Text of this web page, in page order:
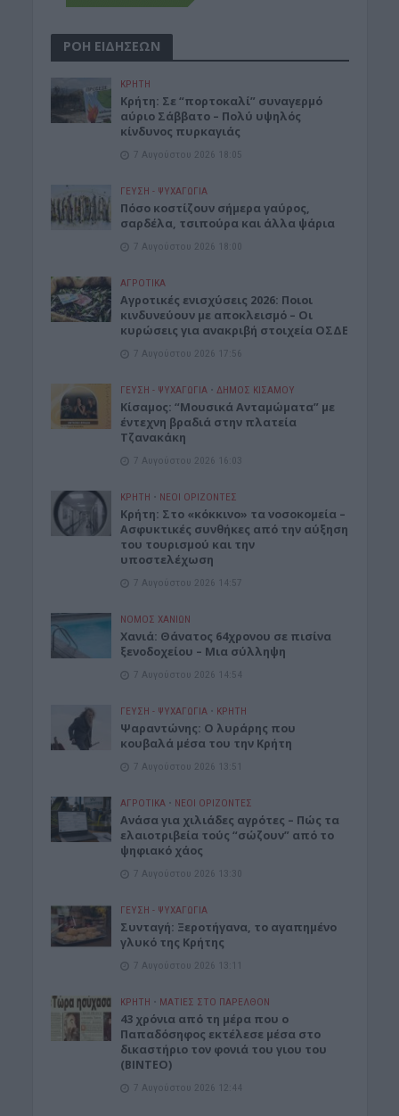
ΡΟΗ ΕΙΔΗΣΕΩΝ
ΚΡΗΤΗ
Κρήτη: Σε “πορτοκαλί” συναγερμό
αύριο Σάββατο – Πολύ υψηλός
κίνδυνος πυρκαγιάς
7 Αυγούστου 2026 18:05
ΓΕΎΣΗ - ΨΥΧΑΓΩΓΊΑ
Πόσο κοστίζουν σήμερα γαύρος,
σαρδέλα, τσιπούρα και άλλα ψάρια
7 Αυγούστου 2026 18:00
ΑΓΡΟΤΙΚΑ
Αγροτικές ενισχύσεις 2026: Ποιοι
κινδυνεύουν με αποκλεισμό – Οι
κυρώσεις για ανακριβή στοιχεία ΟΣΔΕ
7 Αυγούστου 2026 17:56
ΓΕΎΣΗ - ΨΥΧΑΓΩΓΊΑ • ΔΉΜΟΣ ΚΙΣΆΜΟΥ
Κίσαμος: “Μουσικά Ανταμώματα” με
έντεχνη βραδιά στην πλατεία
Τζανακάκη
7 Αυγούστου 2026 16:03
ΚΡΗΤΗ • ΝΕΟΙ ΟΡΙΖΟΝΤΕΣ
Κρήτη: Στο «κόκκινο» τα νοσοκομεία –
Ασφυκτικές συνθήκες από την αύξηση
του τουρισμού και την
υποστελέχωση
7 Αυγούστου 2026 14:57
ΝΟΜΌΣ ΧΑΝΊΩΝ
Χανιά: Θάνατος 64χρονου σε πισίνα
ξενοδοχείου – Μια σύλληψη
7 Αυγούστου 2026 14:54
ΓΕΎΣΗ - ΨΥΧΑΓΩΓΊΑ • ΚΡΗΤΗ
Ψαραντώνης: Ο λυράρης που
κουβαλά μέσα του την Κρήτη
7 Αυγούστου 2026 13:51
ΑΓΡΟΤΙΚΑ • ΝΕΟΙ ΟΡΙΖΟΝΤΕΣ
Ανάσα για χιλιάδες αγρότες – Πώς τα
ελαιοτριβεία τούς “σώζουν” από το
ψηφιακό χάος
7 Αυγούστου 2026 13:30
ΓΕΎΣΗ - ΨΥΧΑΓΩΓΊΑ
Συνταγή: Ξεροτήγανα, το αγαπημένο
γλυκό της Κρήτης
7 Αυγούστου 2026 13:11
ΚΡΗΤΗ • ΜΑΤΙΕΣ ΣΤΟ ΠΑΡΕΛΘΟΝ
43 χρόνια από τη μέρα που ο
Παπαδόσηφος εκτέλεσε μέσα στο
δικαστήριο τον φονιά του γιου του
(ΒΙΝΤΕΟ)
7 Αυγούστου 2026 12:44